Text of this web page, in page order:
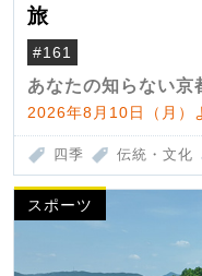
旅
#161
あなたの知らない京
2026年8月10日（月）
四季 伝統・文化
スポーツ